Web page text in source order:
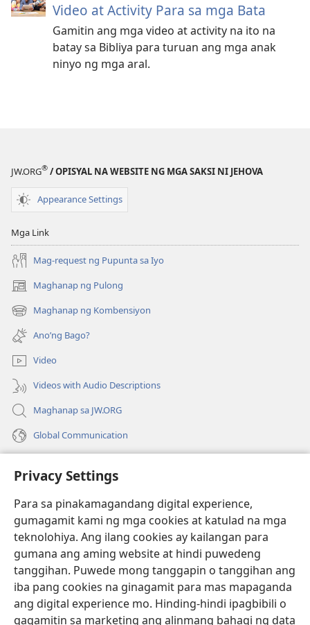
Privacy Settings
Para sa pinakamagandang digital experience,
gumagamit kami ng mga cookies at katulad na mga
teknolohiya. Ang ilang cookies ay kailangan para
gumana ang aming website at hindi puwedeng
tanggihan. Puwede mong tanggapin o tanggihan ang
iba pang cookies na ginagamit para mas mapaganda
ang digital experience mo. Hinding-hindi ipagbibili o
gagamitin sa marketing ang alinmang bahagi ng data
Video at Activity Para sa mga Bata
Gamitin ang mga video at activity na ito na
batay sa Bibliya para turuan ang mga anak
ninyo ng mga aral.
JW.ORG® / OPISYAL NA WEBSITE NG MGA SAKSI NI JEHOVA
Appearance Settings
Mga Link
Mag-request ng Pupunta sa Iyo
Maghanap ng Pulong
(may
bubukas
na
bagong
window)
Maghanap ng Kombensiyon
(may
bubukas
na
bagong
window)
Ano’ng Bago?
Video
Videos with Audio Descriptions
Maghanap sa JW.ORG
Global Communication
(may
na
bagong
window)
Watchtower ONLINE LIBRARY™
(may
bubukas
na
bagong
window)
JW Hub ®
(may
bubukas
bagong
JW Library ®